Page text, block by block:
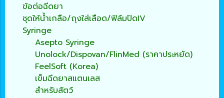
ข้อต่อฉีดยา
ชุดให้น้ำเกลือ/ถุงใส่เลือด/ฟิล์มปิดIV
Syringe
Asepto Syringe
Unolock/Dispovan/FlinMed (ราคาประหยัด)
FeelSoft (Korea)
เข็มฉีดยาสแตนเลส
สำหรับสัตว์